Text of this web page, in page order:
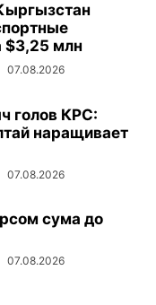
$3,25 млн
07.08.2026
голов КРС:
наращивает
07.08.2026
сума до
07.08.2026